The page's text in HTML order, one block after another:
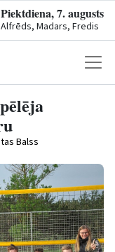
Piektdiena, 7. augusts
Alfrēds, Madars, Fredis
Balss